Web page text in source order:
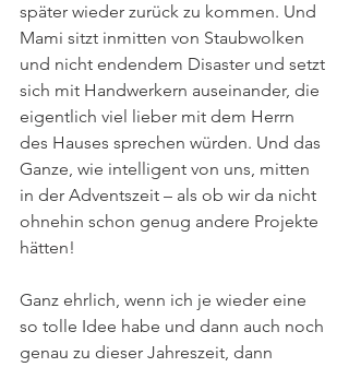
später wieder zurück zu kommen. Und
Mami sitzt inmitten von Staubwolken
und nicht endendem Disaster und setzt
sich mit Handwerkern auseinander, die
eigentlich viel lieber mit dem Herrn
des Hauses sprechen würden. Und das
Ganze, wie intelligent von uns, mitten
in der Adventszeit – als ob wir da nicht
ohnehin schon genug andere Projekte
hätten!
Ganz ehrlich, wenn ich je wieder eine
so tolle Idee habe und dann auch noch
genau zu dieser Jahreszeit, dann